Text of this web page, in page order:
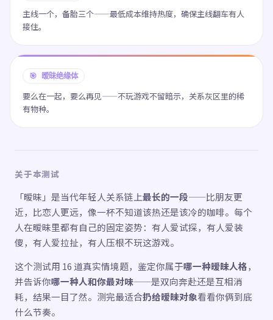
主线一个，备胎三个——最低成本维持热度，确保主线翻车有人
接住。
🎯 暧昧绝缘体
要么在一起，要么再见——不玩游戏不留暗示，关系灰区里的稀
有物种。
关于本测试
「暧昧」是当代年轻人关系链上最长的一段——比朋友更
近，比恋人更远，像一杯不知道该热还是该冷的咖啡。每个
人在暧昧里都有自己的固定姿势：有人爱试探，有人爱装
傻，有人爱拉扯，有人压根不玩这游戏。
这个测试用 16 道真实情境题，鉴定你属于哪一种暧昧人格，
并告诉你哪一种人和你最对味——是双向奔赴还是互相消
耗，结果一目了然。测完最适合扔给暧昧对象看看你俩到底
什么节奏。